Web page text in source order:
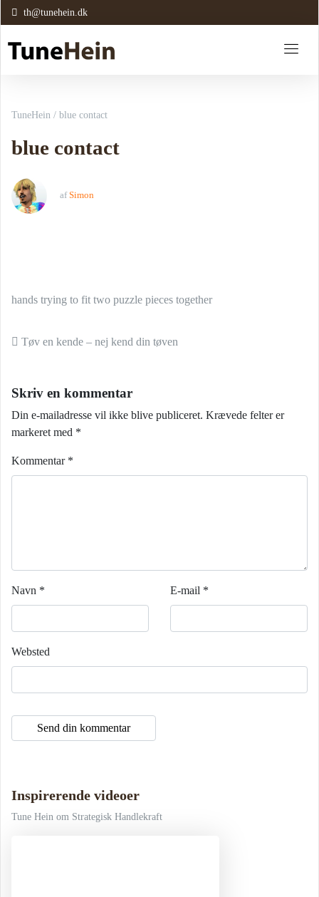
th@tunehein.dk
TuneHein / blue contact
blue contact
af Simon
hands trying to fit two puzzle pieces together
Indlæg navigation
Tøv en kende – nej kend din tøven
Skriv en kommentar
Din e-mailadresse vil ikke blive publiceret. Krævede felter er
markeret med *
Kommentar *
Navn * E-mail *
Websted
Inspirerende videoer
Tune Hein om Strategisk Handlekraft